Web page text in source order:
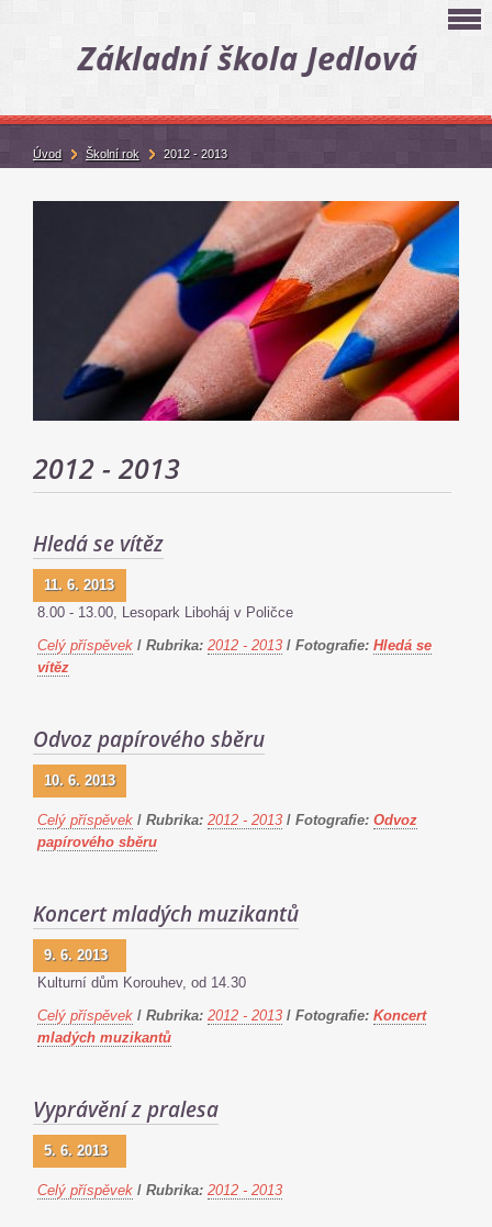
Základní škola Jedlová
2012 - 2013
Hledá se vítěz
11. 6. 2013
8.00 - 13.00, Lesopark Liboháj v Poličce
Celý příspěvek / Rubrika: 2012 - 2013 / Fotografie: Hledá se
vítěz
Odvoz papírového sběru
10. 6. 2013
Celý příspěvek / Rubrika: 2012 - 2013 / Fotografie: Odvoz
papírového sběru
Koncert mladých muzikantů
9. 6. 2013
Kulturní dům Korouhev, od 14.30
Celý příspěvek / Rubrika: 2012 - 2013 / Fotografie: Koncert
mladých muzikantů
Vyprávění z pralesa
5. 6. 2013
Celý příspěvek / Rubrika: 2012 - 2013
Úvod Školní rok 2012 - 2013